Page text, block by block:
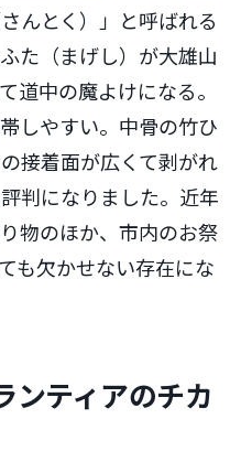
んとく）」と呼ばれる
た（まげし）が大雄山
道中の魔よけになる。
しやすい。中骨の竹ひ
接着面が広くて剥がれ
判になりました。近年
物のほか、市内のお祭
も欠かせない存在にな
ティアのチカ